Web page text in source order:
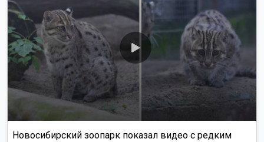
Новосибирский зоопарк показал видео с редким